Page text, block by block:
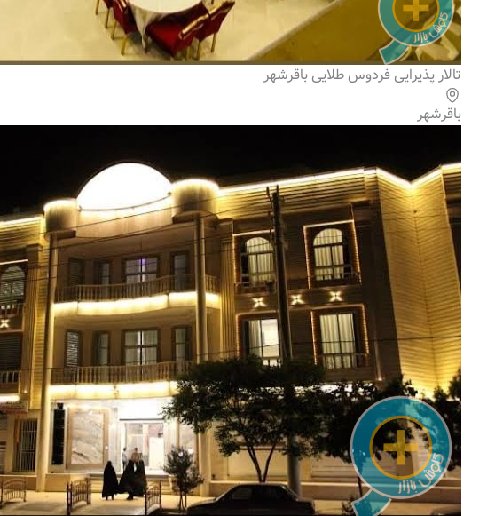
تالار پذیرایی فردوس طلایی باقرشهر
باقرشهر